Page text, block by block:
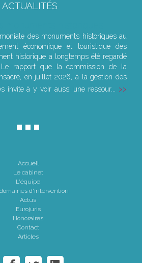
des monuments historiques au
économique et touristique des
historique a longtemps été regardé
rapport que la commission de la
en juillet 2026, à la gestion des
invite à y voir aussi une ressour...
Accueil
Le cabinet
L'équipe
d'intervention
Actus
Eurojuris
Honoraires
Contact
Articles